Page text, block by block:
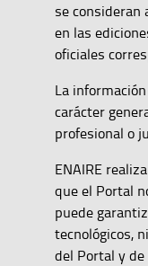
se consideran
en las
oficiales
La
carácter
profesional o
ENAIRE
que el Portal
puede
tecnológicos,
del Portal y